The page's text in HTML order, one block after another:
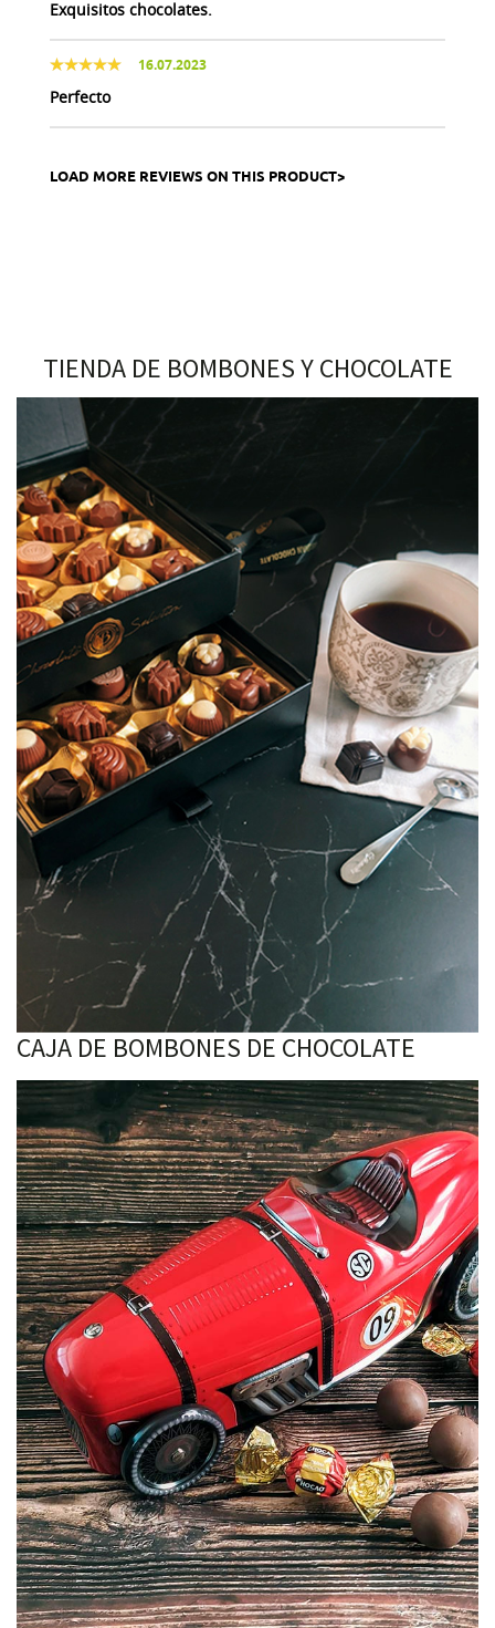
Exquisitos chocolates.
16.07.2023
Perfecto
LOAD MORE REVIEWS ON THIS PRODUCT>
TIENDA DE BOMBONES Y CHOCOLATE
CAJA DE BOMBONES DE CHOCOLATE